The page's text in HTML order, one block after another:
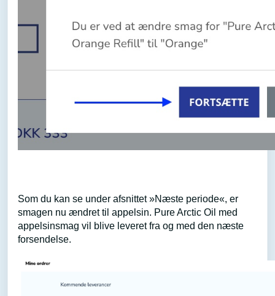
Som du kan se under afsnittet »Næste periode«, er
smagen nu ændret til appelsin. Pure Arctic Oil med
appelsinsmag vil blive leveret fra og med den næste
forsendelse.